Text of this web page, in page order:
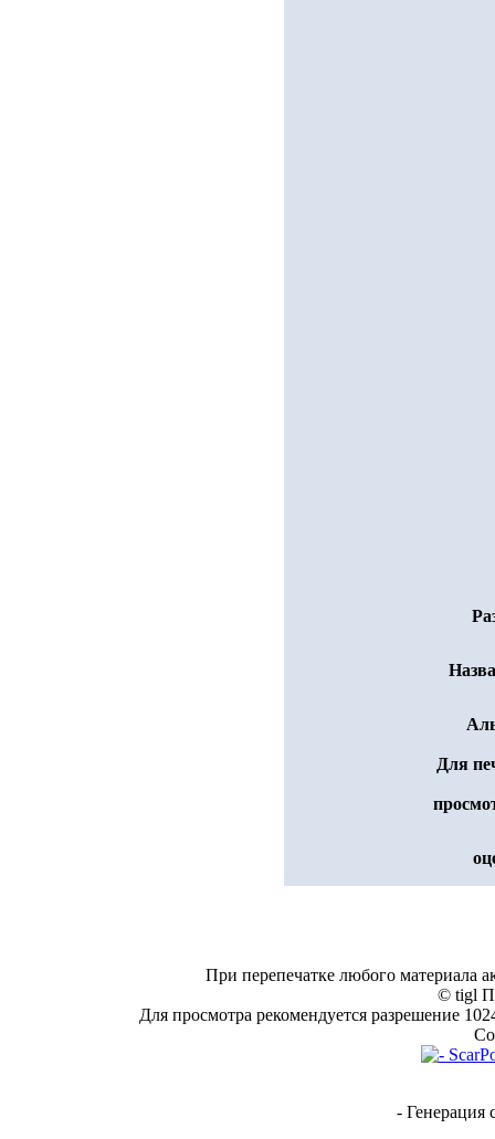
Для
При перепечатке любого материала
© tigl
Для просмотра рекомендуется разрешение
- Генерация